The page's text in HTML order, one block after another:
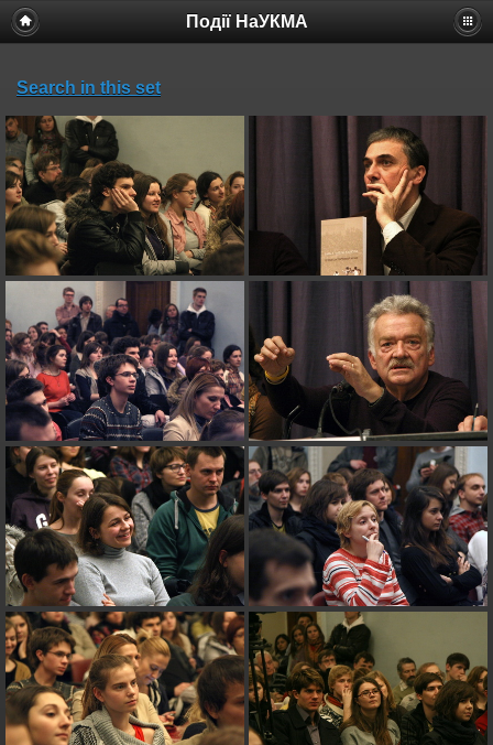
Події НаУКМА
Search in this set